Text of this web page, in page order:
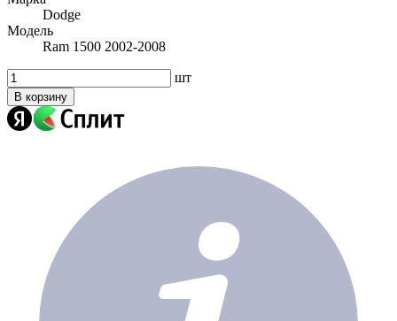
Dodge
Модель
Ram 1500 2002-2008
шт
В корзину